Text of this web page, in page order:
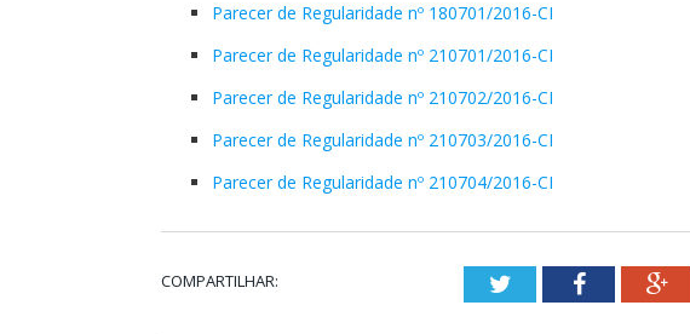
Parecer de Regularidade nº 180701/2016-CI
Parecer de Regularidade nº 210701/2016-CI
Parecer de Regularidade nº 210702/2016-CI
Parecer de Regularidade nº 210703/2016-CI
Parecer de Regularidade nº 210704/2016-CI
COMPARTILHAR: TwitterFacebook